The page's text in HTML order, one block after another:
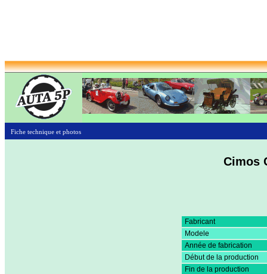
Fiche technique et photos
Cimos
Fabricant
Modele
Année de fabrication
Début de la production
Fin de la production